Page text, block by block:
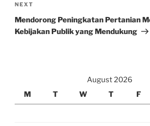
Next
Post
NEXT
Mendorong Peningkatan Pertanian
Kebijakan Publik yang Mendukung
August 2026
M
T W T F